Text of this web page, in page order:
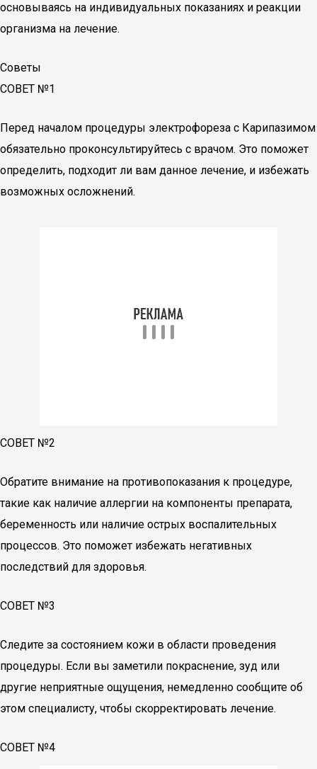
основываясь на индивидуальных показаниях и реакции
организма на лечение.
Советы
СОВЕТ №1
Перед началом процедуры электрофореза с Карипазимом
обязательно проконсультируйтесь с врачом. Это поможет
определить, подходит ли вам данное лечение, и избежать
возможных осложнений.
СОВЕТ №2
Обратите внимание на противопоказания к процедуре,
такие как наличие аллергии на компоненты препарата,
беременность или наличие острых воспалительных
процессов. Это поможет избежать негативных
последствий для здоровья.
СОВЕТ №3
Следите за состоянием кожи в области проведения
процедуры. Если вы заметили покраснение, зуд или
другие неприятные ощущения, немедленно сообщите об
этом специалисту, чтобы скорректировать лечение.
СОВЕТ №4